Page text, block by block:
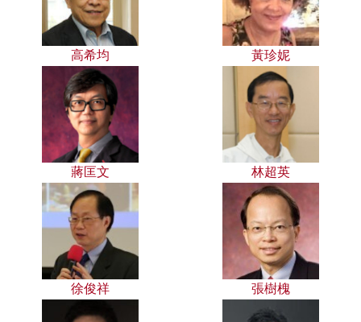
高希均 黃珍妮
蔣匡文 林超英
徐俊祥 張樹槐